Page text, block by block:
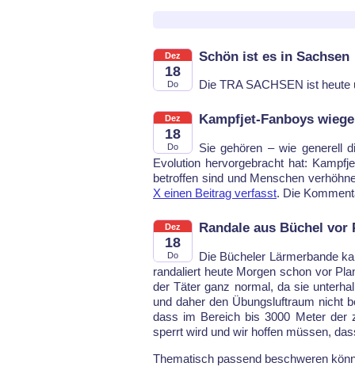
Dez
18
Do
Schön ist es in Sachsen
Die TRA SACH­SEN ist heu­te
Dez
18
Do
Kampfjet-Fanboys
Sie gehören – wie ge­ne­rell
Evo­lu­ti­on her­vor­ge­bracht hat:
be­trof­fen sind und Men­schen
X einen Bei­trag ver­fasst. Die
Dez
18
Do
Randale aus Büchel vor
Die Bü­che­ler Lärmer­ban­de
ran­da­liert heu­te Mor­gen schon vor
der Tä­ter ganz nor­mal, da sie
und da­her den Übungs­luftraum nicht
dass im Be­reich bis 3000 Me­ter der
sperrt wird und wir hof­fen müs­sen,
The­ma­tisch pas­send be­schwe­ren